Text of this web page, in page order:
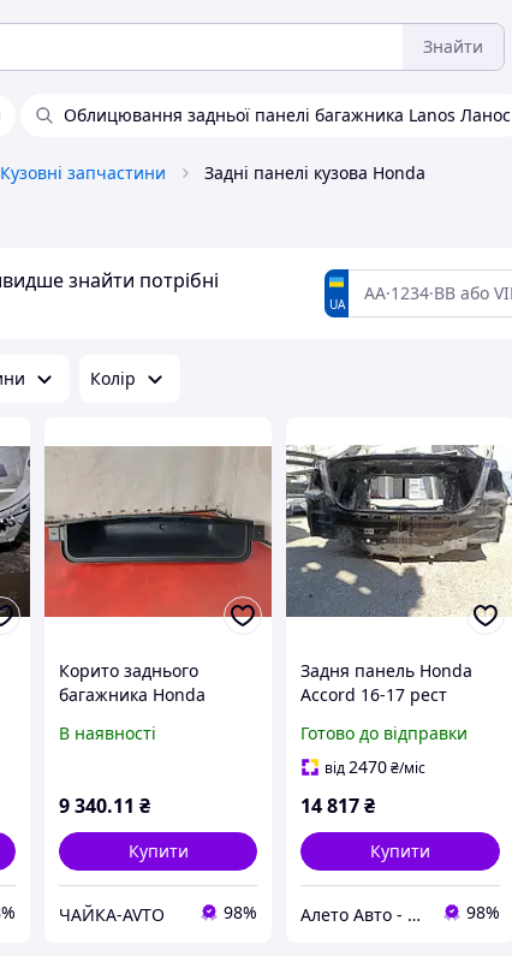
Знайти
Облицювання задньої панелі багажника Lanos Ланос
Кузовні запчастини Задні панелі кузова Honda
знайти потрібні
UA
Колір
Корито заднього
багажника Honda
Без дефектів, 18355-
В наявності
9 340.11 ₴
Купити
ЧАЙКА-AVTO 98%
Задня панель Honda
Accord 16-17 рест
66100T3W300ZZ
Готово до відправки
від2470₴/міс
14 817₴
Купити
Алето Авто - запчастини на авто зі США 98%